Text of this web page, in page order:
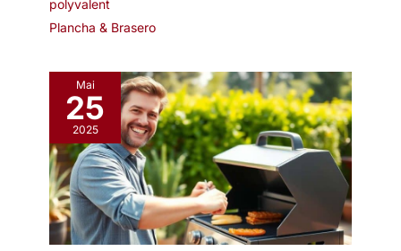
plaisir de barbecue
polyvalent
Plancha & Brasero
Mai
25
2025